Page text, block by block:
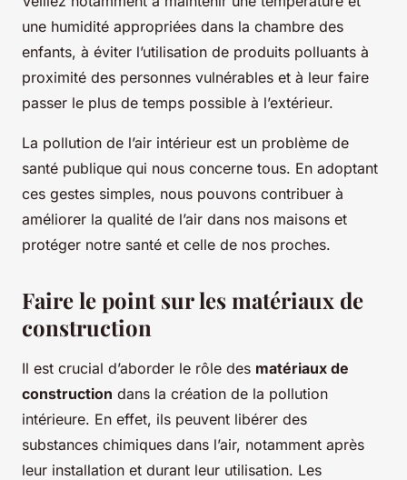
une humidité appropriées dans la chambre des
enfants, à éviter l’utilisation de produits polluants à
proximité des personnes vulnérables et à leur faire
passer le plus de temps possible à l’extérieur.
La pollution de l’air intérieur est un problème de
santé publique qui nous concerne tous. En adoptant
ces gestes simples, nous pouvons contribuer à
améliorer la qualité de l’air dans nos maisons et
protéger notre santé et celle de nos proches.
Faire le point sur les matériaux de
construction
Il est crucial d’aborder le rôle des matériaux de
construction dans la création de la pollution
intérieure. En effet, ils peuvent libérer des
substances chimiques dans l’air, notamment après
leur installation et durant leur utilisation. Les